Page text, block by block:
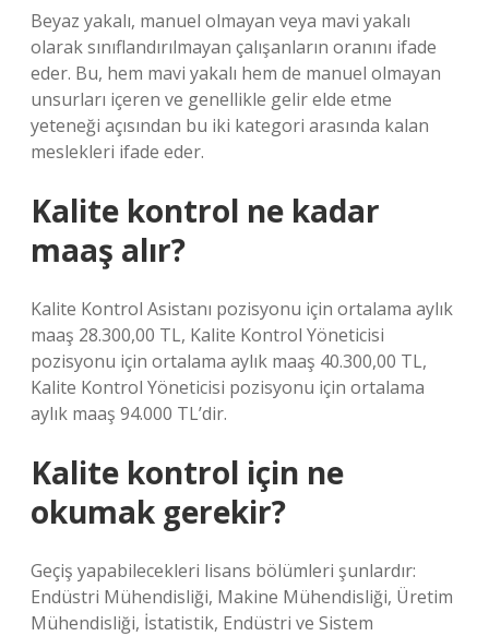
Beyaz yakalı, manuel olmayan veya mavi yakalı
olarak sınıflandırılmayan çalışanların oranını ifade
eder. Bu, hem mavi yakalı hem de manuel olmayan
unsurları içeren ve genellikle gelir elde etme
yeteneği açısından bu iki kategori arasında kalan
meslekleri ifade eder.
Kalite kontrol ne kadar
maaş alır?
Kalite Kontrol Asistanı pozisyonu için ortalama aylık
maaş 28.300,00 TL, Kalite Kontrol Yöneticisi
pozisyonu için ortalama aylık maaş 40.300,00 TL,
Kalite Kontrol Yöneticisi pozisyonu için ortalama
aylık maaş 94.000 TL’dir.
Kalite kontrol için ne
okumak gerekir?
Geçiş yapabilecekleri lisans bölümleri şunlardır:
Endüstri Mühendisliği, Makine Mühendisliği, Üretim
Mühendisliği, İstatistik, Endüstri ve Sistem